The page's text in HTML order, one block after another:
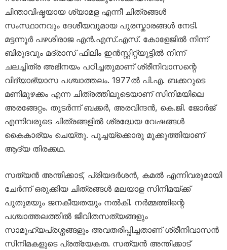
ചിന്താവിഷ്ടയായ ശ്യാമള എന്നീ ചിത്രങ്ങൾ
സംസ്ഥാനവും ദേശീയവുമായ പുരസ്കാരങ്ങൾ നേടി.
മട്ടന്നൂർ പഴശിരാജ എൻ.എസ്.എസ്. കോളേജിൽ നിന്ന്
ബിരുദവും മദ്രാസ് ഫിലിം ഇൻസ്റ്റിറ്റ്യൂട്ടിൽ നിന്ന്
ചലച്ചിത്ര അഭിനയം പഠിച്ചതുമാണ് ശ്രീനിവാസന്റെ
വിദ്യാഭ്യാസ പശ്ചാത്തലം. 1977ൽ പി.എ. ബക്കറുടെ
മണിമുഴക്കം എന്ന ചിത്രത്തിലൂടെയാണ് സിനിമയിലെ
അരങ്ങേറ്റം. തുടർന്ന് ബക്കർ, അരവിന്ദൻ, കെ.ജി. ജോർജ്
എന്നിവരുടെ ചിത്രങ്ങളിൽ ശ്രദ്ധേയ വേഷങ്ങൾ
കൈകാര്യം ചെയ്തു. പൂച്ചയ്ക്കൊരു മൂക്കുത്തിയാണ്
ആദ്യ തിരക്കഥ.
സത്യൻ അന്തിക്കാട്, പ്രിയദർശൻ, കമൽ എന്നിവരുമായി
ചേർന്ന് ഒരുക്കിയ ചിത്രങ്ങൾ മലയാള സിനിമയ്ക്ക്
പുതുമയും ജനകീയതയും നൽകി. നർമ്മത്തിന്റെ
പശ്ചാത്തലത്തിൽ ജീവിതസത്യങ്ങളും
സാമൂഹ്യപ്രശ്നങ്ങളും അവതരിപ്പിച്ചതാണ് ശ്രീനിവാസൻ
സിനിമകളുടെ പ്രത്യേകത. സത്യൻ അന്തിക്കാട്